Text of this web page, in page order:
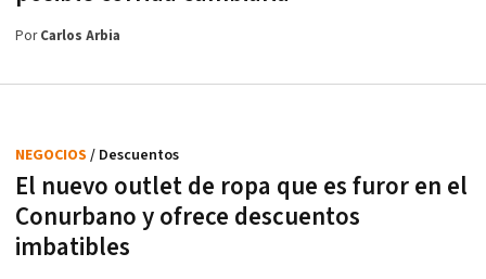
PorCarlos Arbia
El nuevo outlet de ropa que es furor en el
Conurbano y ofrece descuentos
imbatibles
NEGOCIOS / Descuentos